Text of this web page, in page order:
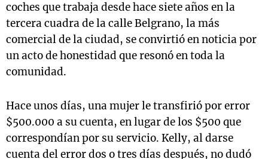
coches que trabaja desde hace siete años en la
tercera cuadra de la calle Belgrano, la más
comercial de la ciudad, se convirtió en noticia por
un acto de honestidad que resonó en toda la
comunidad.
Hace unos días, una mujer le transfirió por error
$500.000 a su cuenta, en lugar de los $500 que
correspondían por su servicio. Kelly, al darse
cuenta del error dos o tres días después, no dudó